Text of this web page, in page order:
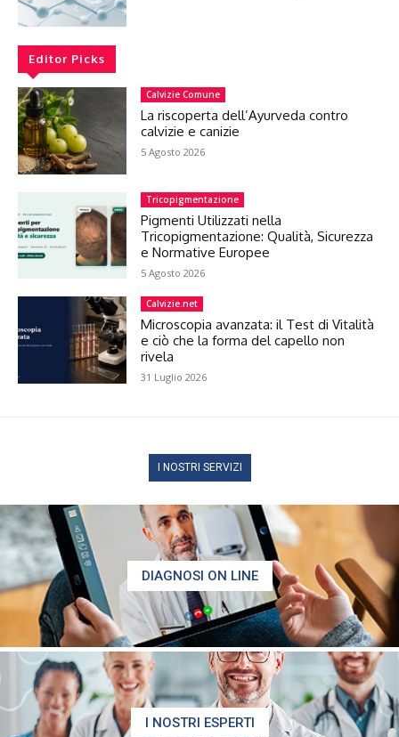
Editor Picks
Calvizie Comune
La riscoperta dell’Ayurveda contro
calvizie e canizie
5 Agosto 2026
Tricopigmentazione
Pigmenti Utilizzati nella
Tricopigmentazione: Qualità, Sicurezza
e Normative Europee
5 Agosto 2026
Calvizie.net
Microscopia avanzata: il Test di Vitalità
e ciò che la forma del capello non
rivela
31 Luglio 2026
I NOSTRI SERVIZI
DIAGNOSI ON LINE
I NOSTRI ESPERTI